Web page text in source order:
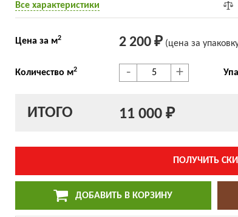
Все характеристики
Цена за м2 2 200 ₽ (цена за упак
Количество м2 - +
ИТОГО 11 000 ₽
ПОЛУЧИТЬ
ДОБАВИТЬ В КОРЗИНУ